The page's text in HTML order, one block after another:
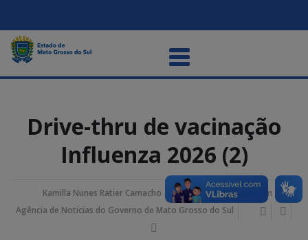
Drive-thru de vacinação
Influenza 2026 (2)
Kamilla Nunes Ratier Camacho
25/maio/2026 10:49 am
Agência de Noticias do Governo de Mato Grosso do Sul